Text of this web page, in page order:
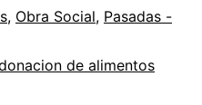
, Obra Social, Pasadas -
de alimentos